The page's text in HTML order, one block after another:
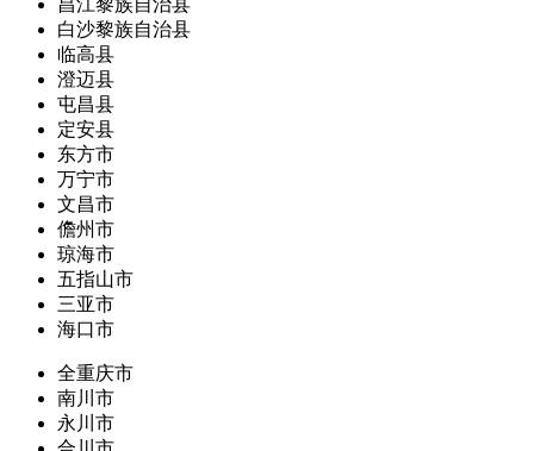
昌江黎族自治县
白沙黎族自治县
临高县
澄迈县
屯昌县
定安县
东方市
万宁市
文昌市
儋州市
琼海市
五指山市
三亚市
海口市
全重庆市
南川市
永川市